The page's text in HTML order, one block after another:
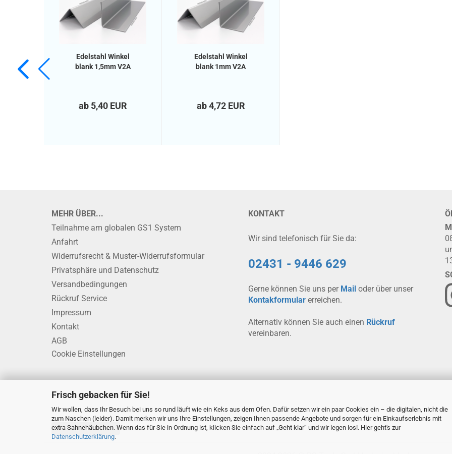
Frisch gebacken für Sie!
Wir wollen, dass Ihr Besuch bei uns so rund läuft wie ein Keks aus dem Ofen. Dafür setzen wir ein paar Cookies ein – die digitalen, nicht die
zum Naschen (leider). Damit merken wir uns Ihre Einstellungen, zeigen Ihnen passende Angebote und sorgen für ein Einkaufserlebnis mit
extra Sahnehäubchen. Wenn das für Sie in Ordnung ist, klicken Sie einfach auf „Geht klar“ und wir legen los!. Hier geht's zur
Datenschutzerklärung.
Edelstahl Winkel
blank 1,5mm V2A
ab 5,40 EUR
Edelstahl Winkel
blank 1mm V2A
ab 4,72 EUR
MEHR ÜBER...
Teilnahme am globalen GS1 System
Anfahrt
Widerrufsrecht & Muster-Widerrufsformular
Privatsphäre und Datenschutz
Versandbedingungen
Rückruf Service
Impressum
Kontakt
AGB
Cookie Einstellungen
KONTAKT
Wir sind telefonisch für Sie da:
02431 - 9446 629
Gerne können Sie uns per Mail oder über unser
Kontakformular erreichen.
Alternativ können Sie auch einen Rückruf
vereinbaren.
Vertrag widerrufen